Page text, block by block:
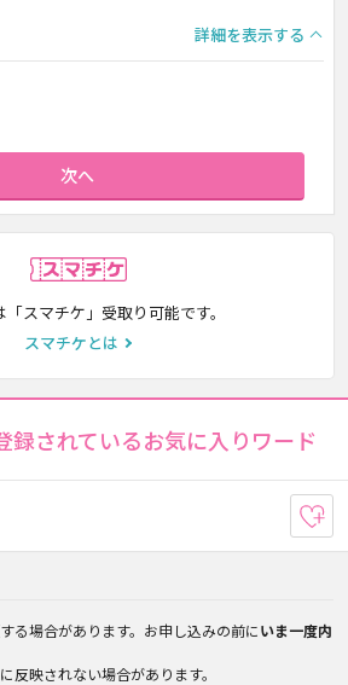
詳細を表示する
次へ
「スマチケ」受取り可能です。
スマチケとは
録されているお気に入りワード
る場合があります。お申し込みの前にいま一度内
反映されない場合があります。